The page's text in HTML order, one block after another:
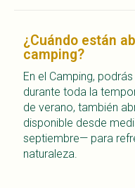
¿Cuándo están
camping?
En el Camping,
durante toda la
de verano, también
disponible desde
septiembre— para
naturaleza.